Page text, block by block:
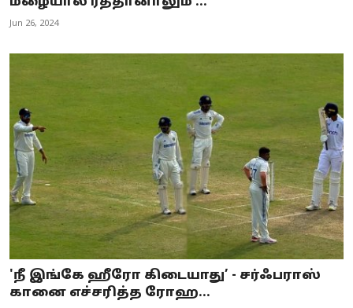
Jun 26, 2024
'நீ இங்கே ஹீரோ கிடையாது’ - சர்ஃபராஸ்
கானை எச்சரித்த ரோஹ...